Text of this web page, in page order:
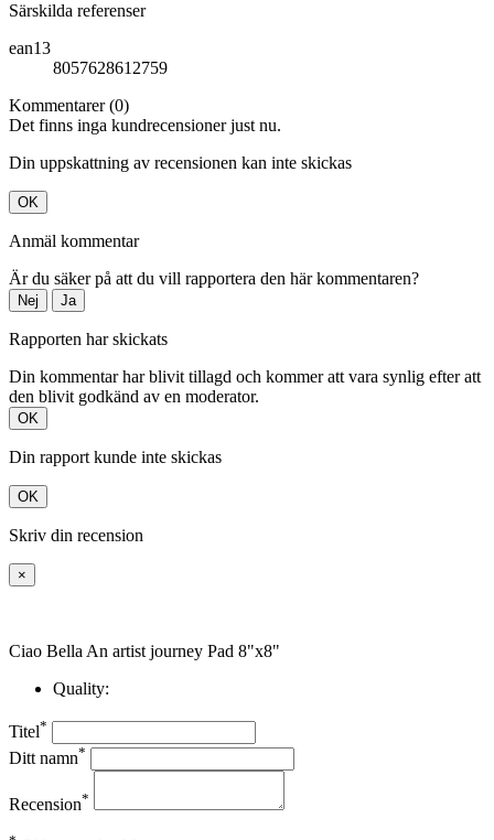
Särskilda referenser
ean13
8057628612759
Kommentarer (0)
Det finns inga kundrecensioner just nu.
Din uppskattning av recensionen kan inte skickas
OK
Anmäl kommentar
Är du säker på att du vill rapportera den här kommentaren?
Nej Ja
Rapporten har skickats
Din kommentar har blivit tillagd och kommer att vara synlig efter att
den blivit godkänd av en moderator.
OK
Din rapport kunde inte skickas
OK
Skriv din recension
×
Ciao Bella An artist journey Pad 8"x8"
Quality:
Titel*
Ditt namn*
Recension*